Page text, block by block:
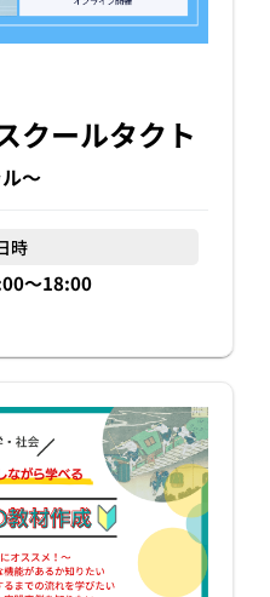
クールタクト
〜
時
〜18:00